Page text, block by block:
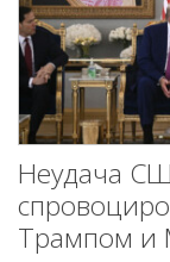
Неудача
Трампом и